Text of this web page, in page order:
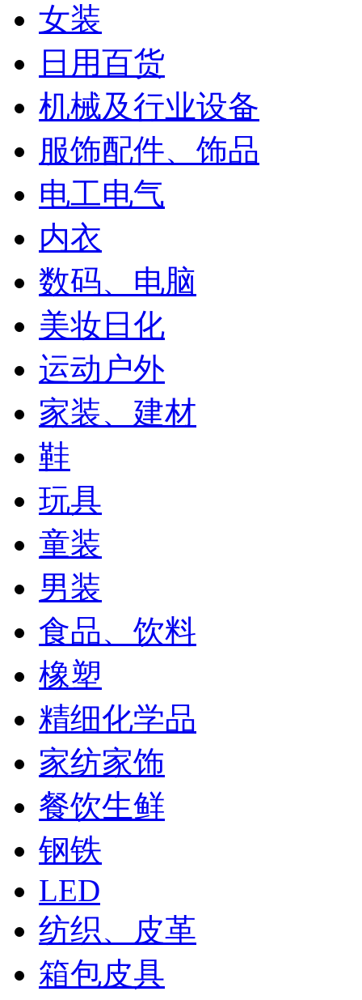
女装
日用百货
机械及行业设备
服饰配件、饰品
电工电气
内衣
数码、电脑
美妆日化
运动户外
家装、建材
鞋
玩具
童装
男装
食品、饮料
橡塑
精细化学品
家纺家饰
餐饮生鲜
钢铁
LED
纺织、皮革
箱包皮具